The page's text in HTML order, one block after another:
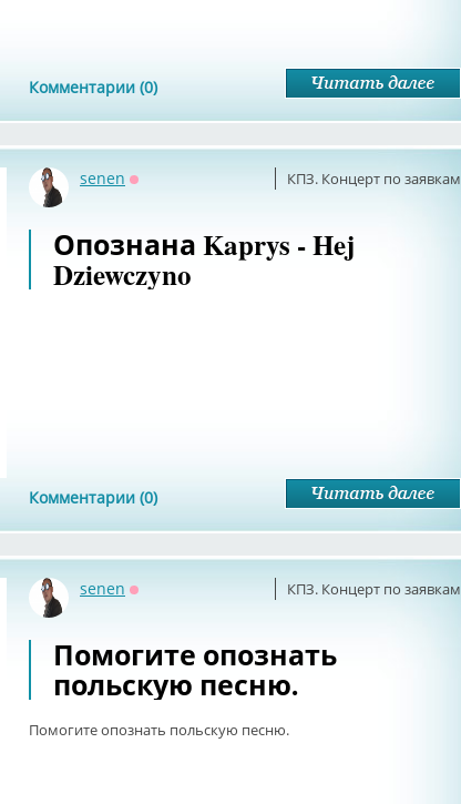
Комментарии (0)
КПЗ. Концерт по заявкам
senen
Опознана Kaprys - Hej
Dziewczyno
Комментарии (0)
КПЗ. Концерт по заявкам
senen
Помогите опознать
польскую песню.
Помогите опознать польскую песню.